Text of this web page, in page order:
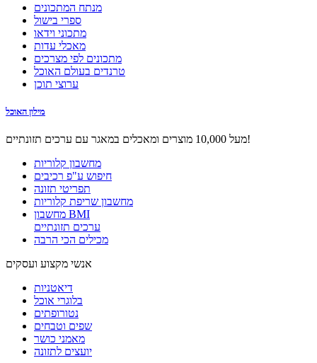
מנתח המתכונים
ספרי בישול
מתכוני וידאו
מאכלי עדות
מתכונים לפי מצרכים
טרנדים בעולם האוכל
ערוצי תוכן
מילון האוכל
מעל 10,000 מוצרים ומאכלים במאגר עם ערכים תזונתיים!
מחשבון קלוריות
חיפוש ע"פ רכיבים
תפריטי תזונה
מחשבון שריפת קלוריות
מחשבון BMI
ערכים תזונתיים
מכילים הכי הרבה
אנשי מקצוע ועסקים
דיאטניות
בלוגרי אוכל
נטורופתים
שפים וטבחים
מאמני כושר
יועצים לתזונה